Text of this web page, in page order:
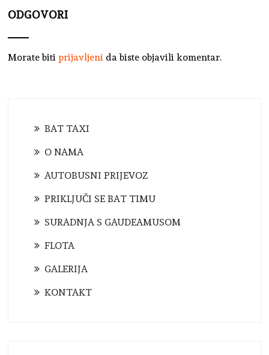
ODGOVORI
Morate bitiprijavljeni da biste objavili komentar.
BAT TAXI
O NAMA
AUTOBUSNI PRIJEVOZ
PRIKLJUČI SE BAT TIMU
SURADNJA S GAUDEAMUSOM
FLOTA
GALERIJA
KONTAKT